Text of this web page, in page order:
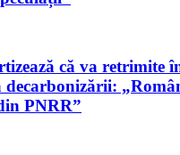
că va retrimite
decarbonizării:
PNRR”